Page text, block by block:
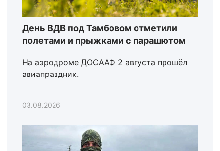
День ВДВ под Тамбовом отметили
полетами и прыжками с парашютом
На аэродроме ДОСААФ 2 августа прошёл
авиапраздник.
03.08.2026